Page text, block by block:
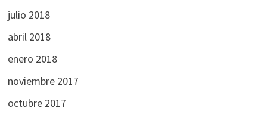
julio 2018
abril 2018
enero 2018
noviembre 2017
octubre 2017